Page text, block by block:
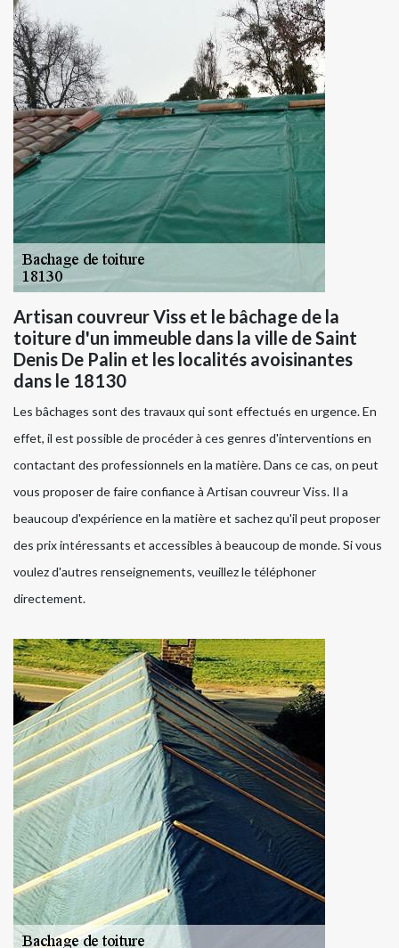
Artisan couvreur Viss et le bâchage de la
toiture d'un immeuble dans la ville de Saint
Denis De Palin et les localités avoisinantes
dans le 18130
Les bâchages sont des travaux qui sont effectués en urgence. En
effet, il est possible de procéder à ces genres d'interventions en
contactant des professionnels en la matière. Dans ce cas, on peut
vous proposer de faire confiance à Artisan couvreur Viss. Il a
beaucoup d'expérience en la matière et sachez qu'il peut proposer
des prix intéressants et accessibles à beaucoup de monde. Si vous
voulez d'autres renseignements, veuillez le téléphoner
directement.